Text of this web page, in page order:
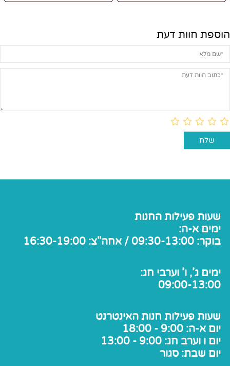
הוספת חוות דעת
שעות פעילות החנות
ימים א-ה:
בוקר: 09:30-13:00 / אחה"צ: 16:30-19:00
ימים ג', ו' וערבי חג:
09:00-13:00
שעות פעילות חנות האינטרנט
יום א-ה: 9:00 - 18:00
יום ו וערב חג: 9:00 - 13:00
יום שבת: סגור